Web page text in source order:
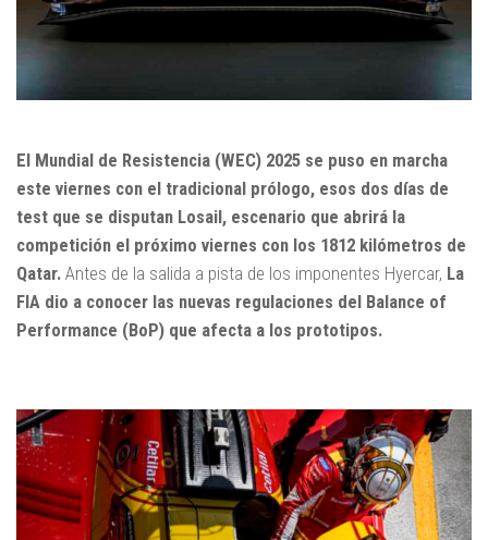
El Mundial de Resistencia (WEC) 2025 se puso en marcha
este viernes con el tradicional prólogo, esos dos días de
test que se disputan Losail, escenario que abrirá la
competición el próximo viernes con los 1812 kilómetros de
Qatar. Antes de la salida a pista de los imponentes Hyercar, La
FIA dio a conocer las nuevas regulaciones del Balance of
Performance (BoP) que afecta a los prototipos.